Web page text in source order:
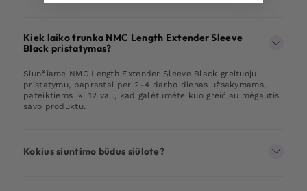
Kiek laiko trunka NMC Length Extender Sleeve
Black pristatymas?
Siunčiame NMC Length Extender Sleeve Black greituoju
pristatymu, paprastai per 2–4 darbo dienas užsakymams,
pateiktiems iki 12 val., kad galėtumėte kuo greičiau mėgautis
savo produktu.
Kokius siuntimo būdus siūlote?